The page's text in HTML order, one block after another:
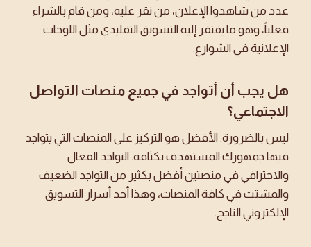
عدد من شاهدوا الإعلان، من نقر عليه، ومن قام بالشراء
فعلياً، وهو ما يفتقر إليه التسويق التقليدي مثل اللوحات
الإعلانية في الشوارع.
هل يجب أن أتواجد في جميع منصات التواصل
الاجتماعي؟
ليس بالضرورة. الأفضل هو التركيز على المنصات التي يتواجد
فيها جمهورك المستهدف بكثافة. التواجد الفعال
والاحترافي في منصتين أفضل بكثير من التواجد الضعيف
والمشتت في كافة المنصات، وهذا أحد أسرار التسويق
الإلكتروني الناجح.